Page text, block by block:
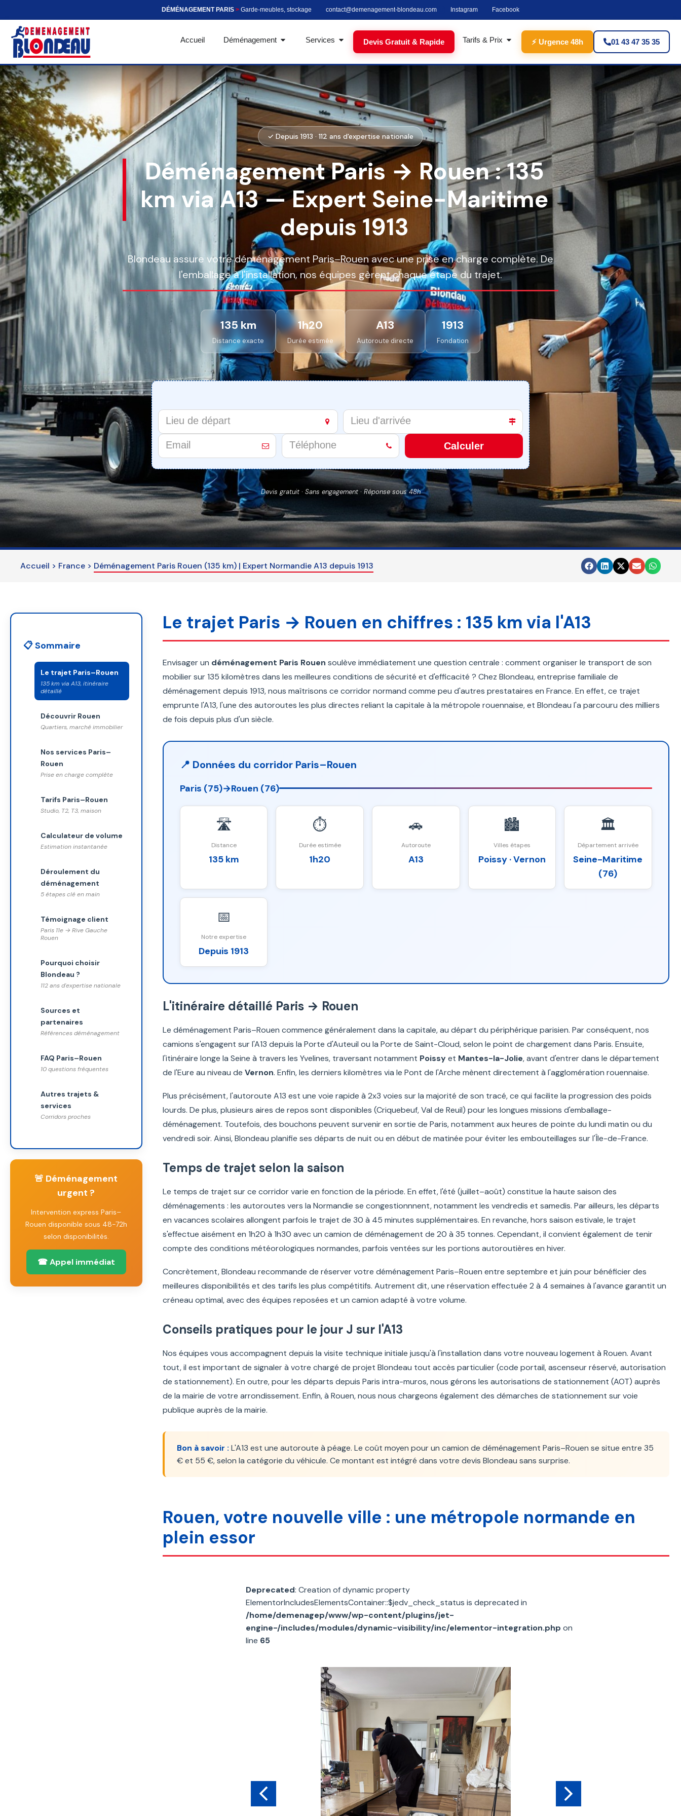
DÉMÉNAGEMENT PARIS> Garde-meubles, stockage contact@demenagement-blondeau.com Instagram Facebook
Accueil Déménagement Services Devis Gratuit & Rapide Tarifs & Prix ⚡ Urgence 48h 01 43 47 35 35
✓ Depuis 1913 · 112 ans d'expertise nationale
Déménagement Paris → Rouen : 135
km via A13 — Expert Seine-Maritime
depuis 1913
Blondeau assure votre déménagement Paris–Rouen avec une prise en charge complète. De
l'emballage à l'installation, nos équipes gèrent chaque étape du trajet.
135 km
Distance exacte
1h20
Durée estimée
A13
Autoroute directe
1913
Fondation
Calculer
should
be
left
blank
Devis gratuit · Sans engagement · Réponse sous 48h
Accueil > France > Déménagement Paris Rouen (135 km) | Expert Normandie A13 depuis 1913
📋 Sommaire
Le trajet Paris–Rouen
135 km via A13, itinéraire
détaillé
Découvrir Rouen
Quartiers, marché immobilier
Nos services Paris–
Rouen
Prise en charge complète
Tarifs Paris–Rouen
Studio, T2, T3, maison
Calculateur de volume
Estimation instantanée
Déroulement du
déménagement
5 étapes clé en main
Témoignage client
Paris 11e → Rive Gauche
Rouen
Pourquoi choisir
Blondeau ?
112 ans d'expertise nationale
Sources et
partenaires
Références déménagement
FAQ Paris–Rouen
10 questions fréquentes
Autres trajets &
services
Corridors proches
🚨 Déménagement
urgent ?
Intervention express Paris–
Rouen disponible sous 48-72h
selon disponibilités.
☎ Appel immédiat
Le trajet Paris → Rouen en chiffres : 135 km via l'A13
Envisager un déménagement Paris Rouen soulève immédiatement une question centrale : comment organiser le transport de son
mobilier sur 135 kilomètres dans les meilleures conditions de sécurité et d'efficacité ? Chez Blondeau, entreprise familiale de
déménagement depuis 1913, nous maîtrisons ce corridor normand comme peu d'autres prestataires en France. En effet, ce trajet
emprunte l'A13, l'une des autoroutes les plus directes reliant la capitale à la métropole rouennaise, et Blondeau l'a parcouru des milliers
de fois depuis plus d'un siècle.
📍 Données du corridor Paris–Rouen
Paris (75)→Rouen (76)
🛣️
Distance
135 km
⏱️
Durée estimée
1h20
🚗
Autoroute
A13
🏙️
Villes étapes
Poissy · Vernon
🏛️
Département arrivée
Seine-Maritime
(76)
📅
Notre expertise
Depuis 1913
L'itinéraire détaillé Paris → Rouen
Le déménagement Paris–Rouen commence généralement dans la capitale, au départ du périphérique parisien. Par conséquent, nos
camions s'engagent sur l'A13 depuis la Porte d'Auteuil ou la Porte de Saint-Cloud, selon le point de chargement dans Paris. Ensuite,
l'itinéraire longe la Seine à travers les Yvelines, traversant notamment Poissyet Mantes-la-Jolie, avant d'entrer dans le département
de l'Eure au niveau de Vernon. Enfin, les derniers kilomètres via le Pont de l'Arche mènent directement à l'agglomération rouennaise.
Plus précisément, l'autoroute A13 est une voie rapide à 2x3 voies sur la majorité de son tracé, ce qui facilite la progression des poids
lourds. De plus, plusieurs aires de repos sont disponibles (Criquebeuf, Val de Reuil) pour les longues missions d'emballage-
déménagement. Toutefois, des bouchons peuvent survenir en sortie de Paris, notamment aux heures de pointe du lundi matin ou du
vendredi soir. Ainsi, Blondeau planifie ses départs de nuit ou en début de matinée pour éviter les embouteillages sur l'Île-de-France.
Temps de trajet selon la saison
Le temps de trajet sur ce corridor varie en fonction de la période. En effet, l'été (juillet–août) constitue la haute saison des
déménagements : les autoroutes vers la Normandie se congestionnnent, notamment les vendredis et samedis. Par ailleurs, les départs
en vacances scolaires allongent parfois le trajet de 30 à 45 minutes supplémentaires. En revanche, hors saison estivale, le trajet
s'effectue aisément en 1h20 à 1h30 avec un camion de déménagement de 20 à 35 tonnes. Cependant, il convient également de tenir
compte des conditions météorologiques normandes, parfois ventées sur les portions autoroutières en hiver.
Concrètement, Blondeau recommande de réserver votre déménagement Paris–Rouen entre septembre et juin pour bénéficier des
meilleures disponibilités et des tarifs les plus compétitifs. Autrement dit, une réservation effectuée 2 à 4 semaines à l'avance garantit un
créneau optimal, avec des équipes reposées et un camion adapté à votre volume.
Conseils pratiques pour le jour J sur l'A13
Nos équipes vous accompagnent depuis la visite technique initiale jusqu'à l'installation dans votre nouveau logement à Rouen. Avant
tout, il est important de signaler à votre chargé de projet Blondeau tout accès particulier (code portail, ascenseur réservé, autorisation
de stationnement). En outre, pour les départs depuis Paris intra-muros, nous gérons les autorisations de stationnement (AOT) auprès
de la mairie de votre arrondissement. Enfin, à Rouen, nous nous chargeons également des démarches de stationnement sur voie
publique auprès de la mairie.
Bon à savoir : L'A13 est une autoroute à péage. Le coût moyen pour un camion de déménagement Paris–Rouen se situe entre 35
€ et 55 €, selon la catégorie du véhicule. Ce montant est intégré dans votre devis Blondeau sans surprise.
Rouen, votre nouvelle ville : une métropole normande en
plein essor
Deprecated: Creation of dynamic property
ElementorIncludesElementsContainer::$jedv_check_status is deprecated in
/home/demenagep/www/wp-content/plugins/jet-
engine-/includes/modules/dynamic-visibility/inc/elementor-integration.php on
line 65